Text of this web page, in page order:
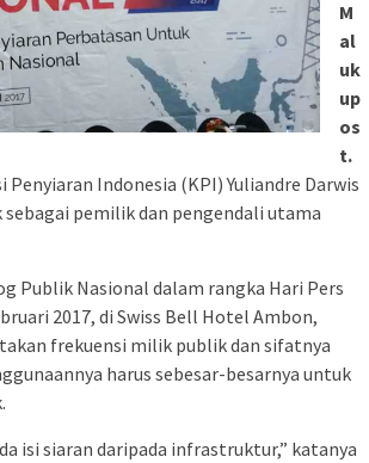
M
al
uk
up
os
t.
Penyiaran Indonesia (KPI) Yuliandre Darwis
pemilik dan pengendali utama
Publik Nasional dalam rangka Hari Pers
2017, di Swiss Bell Hotel Ambon,
frekuensi milik publik dan sifatnya
harus sebesar-besarnya untuk
isi siaran daripada infrastruktur,” katanya